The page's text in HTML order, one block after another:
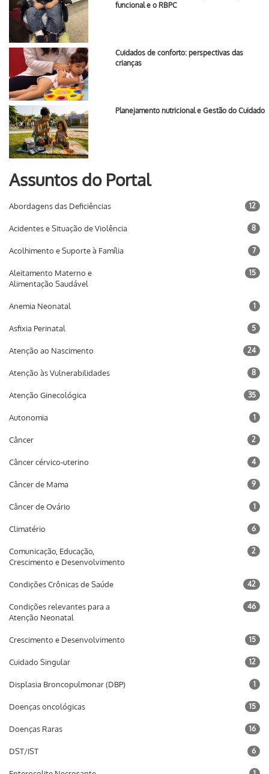
funcional e o RBPC
Cuidados de conforto: perspectivas das
crianças
Planejamento nutricional e Gestão do Cuidado
Assuntos do Portal
Abordagens das Deficiências 12
Acidentes e Situação de Violência 8
Acolhimento e Suporte à Família 7
Aleitamento Materno e
Alimentação Saudável
15
Anemia Neonatal 1
Asfixia Perinatal 5
Atenção ao Nascimento 24
Atenção às Vulnerabilidades 8
Atenção Ginecológica 35
Autonomia 1
Câncer 2
Câncer cérvico-uterino 4
Câncer de Mama 9
Câncer de Ovário 1
Climatério 6
Comunicação, Educação,
Crescimento e Desenvolvimento
2
Condições Crônicas de Saúde 42
Condições relevantes para a
Atenção Neonatal
46
Crescimento e Desenvolvimento 15
Cuidado Singular 12
Displasia Broncopulmonar (DBP) 1
Doenças oncológicas 15
Doenças Raras 16
DST/IST 6